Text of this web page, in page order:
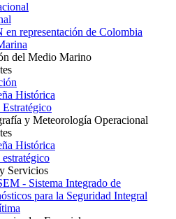
en representación de Colombia
del Medio Marino
Histórica
Estratégico
y Meteorología Operacional
Histórica
estratégico
Servicios
- Sistema Integrado de
para la Seguridad Integral